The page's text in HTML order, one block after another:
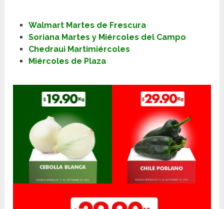
Walmart Martes de Frescura
Soriana Martes y Miércoles del Campo
Chedraui Martimiércoles
Miércoles de Plaza